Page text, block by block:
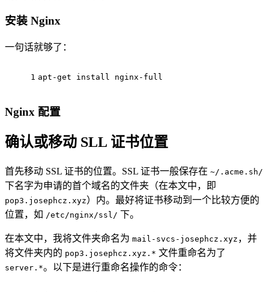
安装 Nginx
一句话就够了：
1 apt-get install nginx-full
Nginx 配置
确认或移动 SLL 证书位置
首先移动 SSL 证书的位置。SSL 证书一般保存在 ~/.acme.sh/
下名字为申请的首个域名的文件夹（在本文中，即
pop3.josephcz.xyz）内。最好将证书移动到一个比较方便的
位置，如 /etc/nginx/ssl/ 下。
在本文中，我将文件夹命名为 mail-svcs-josephcz.xyz ，并
将文件夹内的 pop3.josephcz.xyz.* 文件重命名为了
server.*。以下是进行重命名操作的命令：